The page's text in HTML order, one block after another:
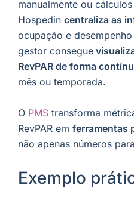
manualmente ou
Hospedin centraliza as
ocupação e
gestor consegue
RevPAR de forma
mês ou temporada.
O PMS transforma
RevPAR em ferramentas
não apenas números
Exemplo